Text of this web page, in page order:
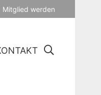
Mitglied werden